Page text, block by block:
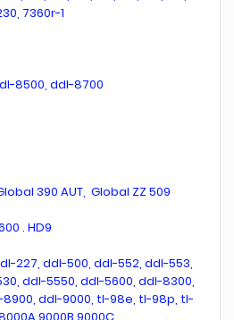
7360r-1
8500, ddl-8700
390 AUT, Global ZZ 509
. HD9
227, ddl-500, ddl-552, ddl-553,
ddl-5550, ddl-5600, ddl-8300,
ddl-9000, tl-98e, tl-98p, tl-